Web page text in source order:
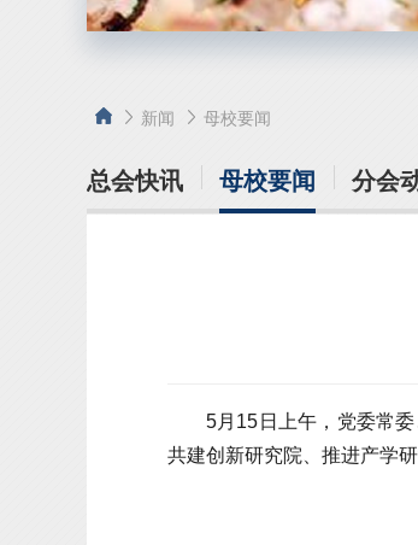
新闻 母校要闻
总会快讯 母校要闻 分会
5月15日上午，党委常
共建创新研究院、推进产学